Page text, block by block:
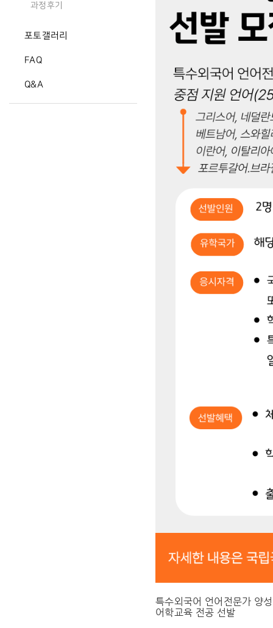
과정후기
포토갤러리
FAQ
Q&A
특수외국어 언어전문가 양
어학교육 전공 선발